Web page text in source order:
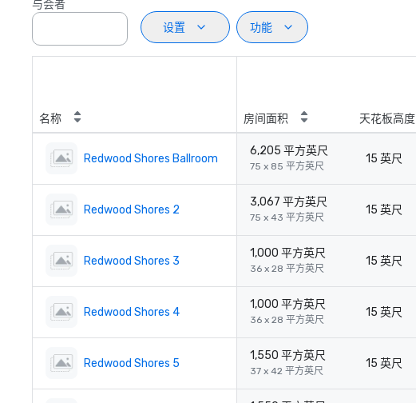
与会者
设置
功能
名称 房间面积 天花板高度
Redwood Shores Ballroom
6,205 平方英尺
75 x 85 平方英尺
15 英尺
Redwood Shores 2
3,067 平方英尺
75 x 43 平方英尺
15 英尺
Redwood Shores 3
1,000 平方英尺
36 x 28 平方英尺
15 英尺
Redwood Shores 4
1,000 平方英尺
36 x 28 平方英尺
15 英尺
Redwood Shores 5
1,550 平方英尺
37 x 42 平方英尺
15 英尺